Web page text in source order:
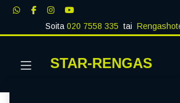
Soita020 7558 335 tai
STAR-RENGAS